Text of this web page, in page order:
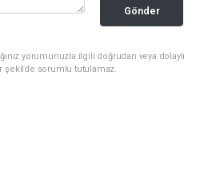
Gönder
yorumunuzla ilgili doğrudan veya dolaylı
şekilde sorumlu tutulamaz.